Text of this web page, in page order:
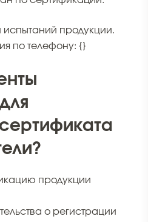
продукции.
по телефону: {}
продукции
о регистрации